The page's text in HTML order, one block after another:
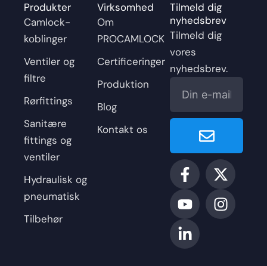
Produkter
Camlock-
koblinger
Ventiler og
filtre
Rørfittings
Sanitære
fittings og
ventiler
Hydraulisk og
pneumatisk
Tilbehør
Virksomhed
Om
PROCAMLOCK
Certificeringer
Produktion
Blog
Kontakt os
Tilmeld dig
nyhedsbrev
Tilmeld dig
vores
nyhedsbrev.
E-
mail
Enviar
F
a
c
e
b
o
o
X
-
t
w
i
Y
o
u
t
u
b
e
I
n
s
t
a
L
i
n
k
e
d
i